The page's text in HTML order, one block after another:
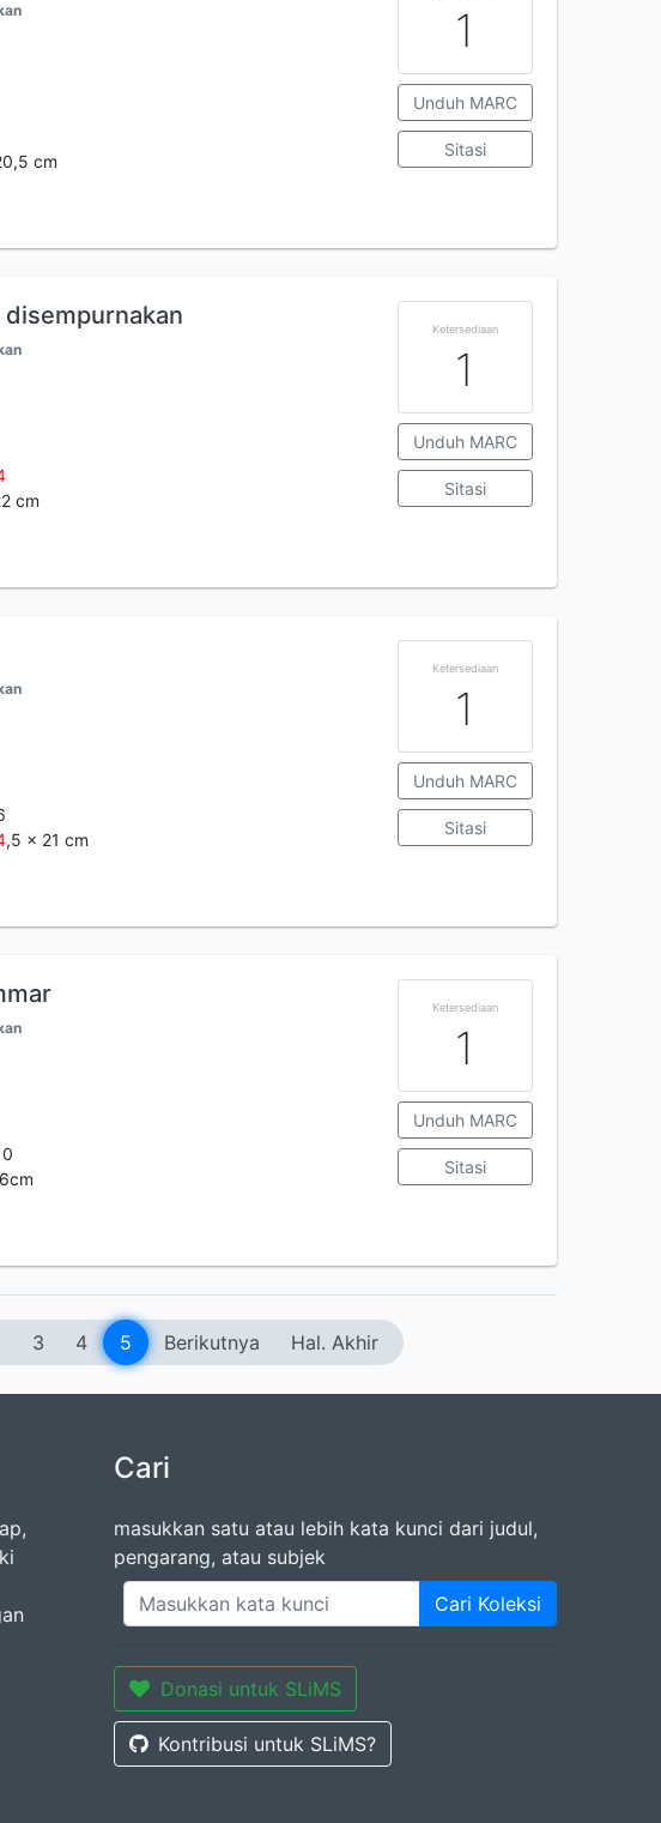
cm
1
Unduh MARC
Sitasi
disempurnakan
cm
Ketersediaan
1
Unduh MARC
Sitasi
,5 x 21 cm
Ketersediaan
1
Unduh MARC
Sitasi
Ketersediaan
1
Unduh MARC
Sitasi
3 4 5 Berikutnya Hal. Akhir
Cari
masukkan satu atau lebih kata kunci dari judul,
pengarang, atau subjek
Cari Koleksi
Donasi untuk SLiMS
Kontribusi untuk SLiMS?